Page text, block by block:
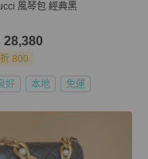
風琴包 經典黑
28,380
800
好 本地 免運